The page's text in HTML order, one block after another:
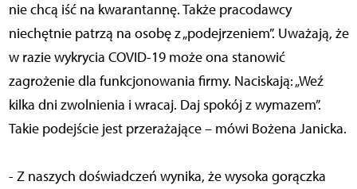
nie chcą iść na kwarantannę. Także pracodawcy
niechętnie patrzą na osobę z „podejrzeniem”. Uważają, że
w razie wykrycia COVID-19 może ona stanowić
zagrożenie dla funkcjonowania firmy. Naciskają: „Weź
kilka dni zwolnienia i wracaj. Daj spokój z wymazem”.
Takie podejście jest przerażające – mówi Bożena Janicka.
- Z naszych doświadczeń wynika, że wysoka gorączka